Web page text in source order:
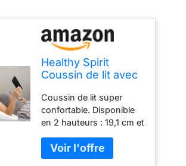
Healthy Spirit
Coussin de lit avec
de Forme pour
Dormir et reflux
d'acide, Anti-
ronflement, 19 cm
de Hauteur
Coussin de lit super
confortable. Disponible
en 2 hauteurs : 19,1 cm et
x 24 x 7,5 ou 25 x 25 x
12) Couche supérieure